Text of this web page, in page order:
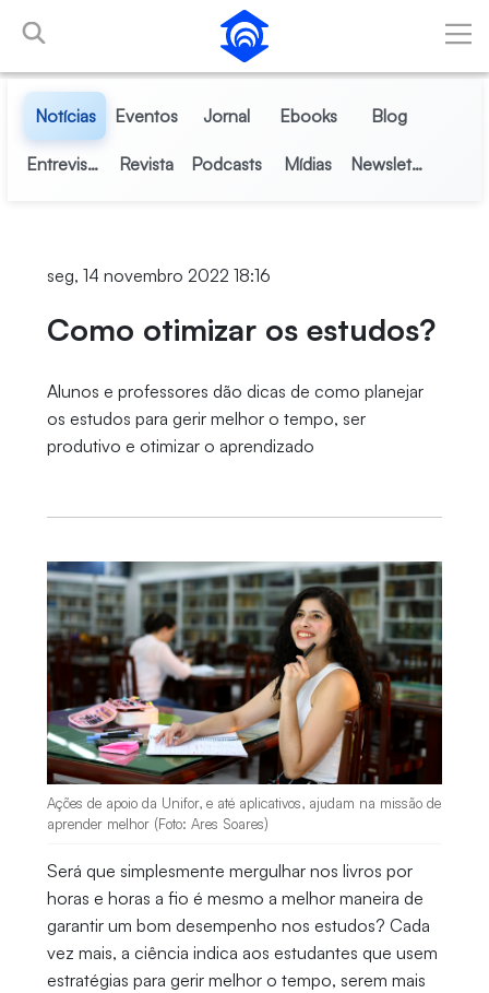
Pular para o Conteúdo principal
Notícias Eventos Jornal Ebooks Blog
Entrevistas Revista Podcasts Mídias Newsletter
seg, 14 novembro 2022 18:16
Como otimizar os estudos?
Alunos e professores dão dicas de como planejar
os estudos para gerir melhor o tempo, ser
produtivo e otimizar o aprendizado
Ações de apoio da Unifor, e até aplicativos, ajudam na missão de
aprender melhor (Foto: Ares Soares)
Será que simplesmente mergulhar nos livros por
horas e horas a fio é mesmo a melhor maneira de
garantir um bom desempenho nos estudos? Cada
vez mais, a ciência indica aos estudantes que usem
estratégias para gerir melhor o tempo, serem mais